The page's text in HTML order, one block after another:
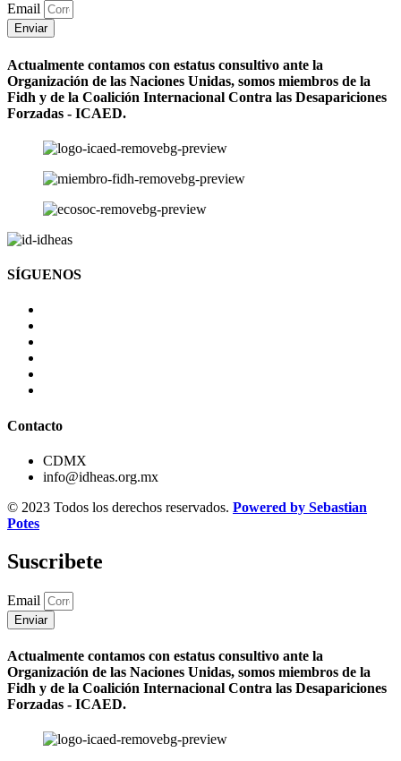
Email
Enviar
Actualmente contamos con estatus consultivo ante la
Organización de las Naciones Unidas, somos miembros de la
Fidh y de la Coalición Internacional Contra las Desapariciones
Forzadas - ICAED.
SÍGUENOS
Contacto
CDMX
info@idheas.org.mx
© 2023 Todos los derechos reservados. Powered by Sebastian
Potes
Suscribete
Email
Enviar
Actualmente contamos con estatus consultivo ante la
Organización de las Naciones Unidas, somos miembros de la
Fidh y de la Coalición Internacional Contra las Desapariciones
Forzadas - ICAED.